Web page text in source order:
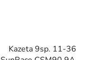
Kazeta 9sp. 11-36